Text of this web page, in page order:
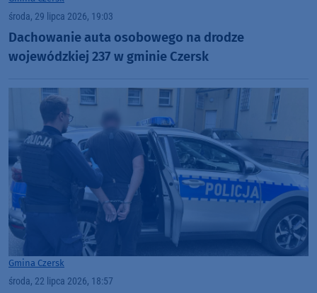
środa, 29 lipca 2026, 19:03
Dachowanie auta osobowego na drodze
wojewódzkiej 237 w gminie Czersk
Gmina Czersk
środa, 22 lipca 2026, 18:57